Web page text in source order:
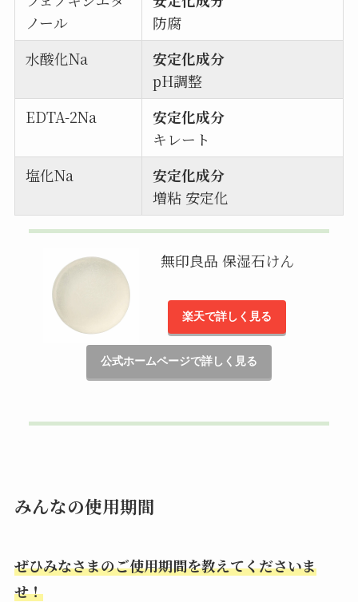
ノール
防腐
水酸化Na
安定化成分
pH調整
EDTA-2Na
安定化成分
キレート
塩化Na
安定化成分
増粘 安定化
無印良品 保湿石けん
楽天で詳しく見る
公式ホームページで詳しく見る
みんなの使用期間
ぜひみなさまのご使用期間を教えてくださいま
せ！